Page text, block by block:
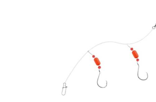
jedem Fall wünschen wir Dir weiter viel